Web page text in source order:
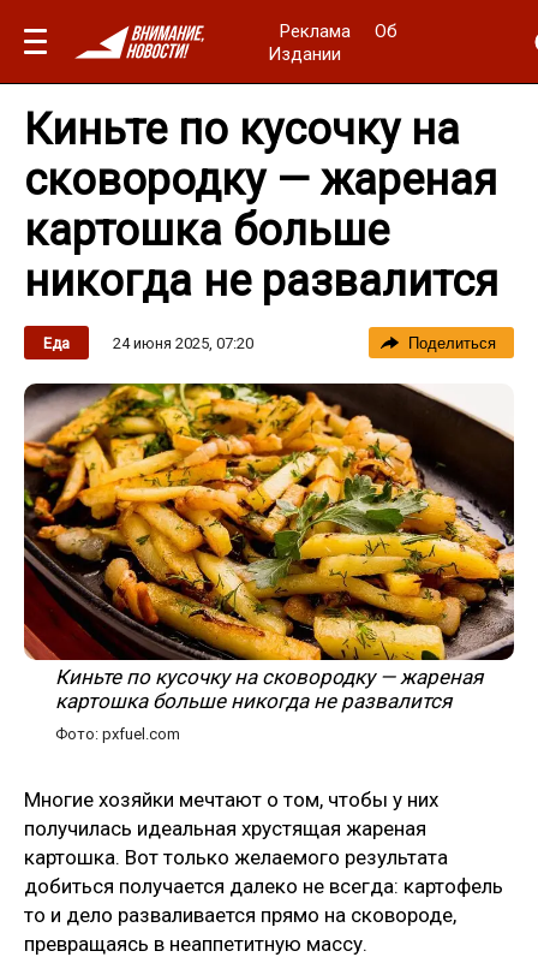
Реклама
Об
Издании
Киньте по кусочку на
сковородку — жареная
картошка больше
никогда не развалится
Еда 24 июня 2025, 07:20 Поделиться
Киньте по кусочку на сковородку — жареная
картошка больше никогда не развалится
Фото: pxfuel.com
Многие хозяйки мечтают о том, чтобы у них
получилась идеальная хрустящая жареная
картошка. Вот только желаемого результата
добиться получается далеко не всегда: картофель
то и дело разваливается прямо на сковороде,
превращаясь в неаппетитную массу.